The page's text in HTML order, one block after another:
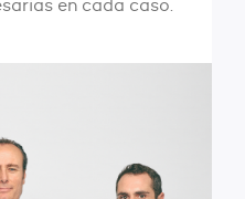
en cada caso.